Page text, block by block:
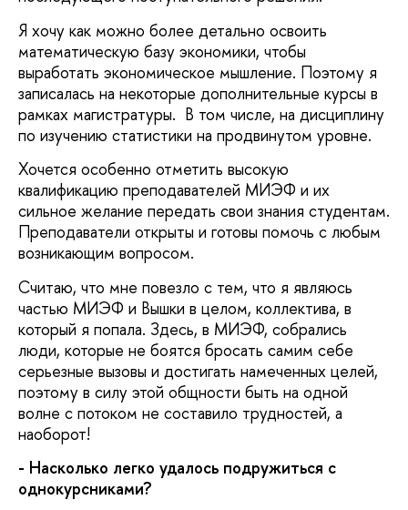
Я хочу как можно более детально освоить
математическую базу экономики, чтобы
выработать экономическое мышление. Поэтому я
записалась на некоторые дополнительные курсы в
рамках магистратуры. В том числе, на дисциплину
по изучению статистики на продвинутом уровне.
Хочется особенно отметить высокую
квалификацию преподавателей МИЭФ и их
сильное желание передать свои знания студентам.
Преподаватели открыты и готовы помочь с любым
возникающим вопросом.
Считаю, что мне повезло с тем, что я являюсь
частью МИЭФ и Вышки в целом, коллектива, в
который я попала. Здесь, в МИЭФ, собрались
люди, которые не боятся бросать самим себе
серьезные вызовы и достигать намеченных целей,
поэтому в силу этой общности быть на одной
волне с потоком не составило трудностей, а
наоборот!
- Насколько легко удалось подружиться с
однокурсниками?